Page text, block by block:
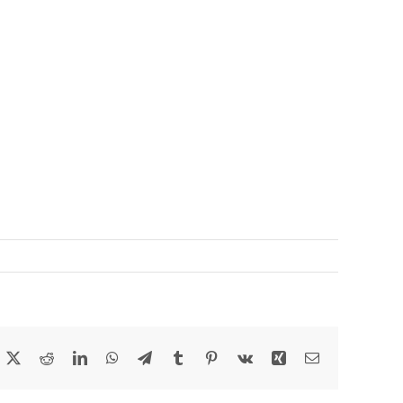
Reddit LinkedInWhatsAppTelegram
TumblrPinterest
Vk Xing